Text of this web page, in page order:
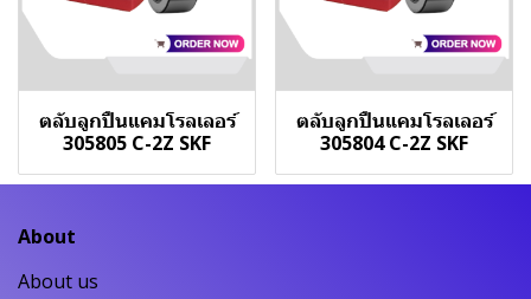
ตลับลูกปืนแคมโรลเลอร์
305805 C-2Z SKF
ตลับลูกปืนแคมโรลเลอร์
305804 C-2Z SKF
About
About us